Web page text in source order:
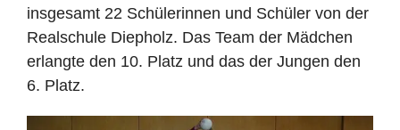
insgesamt 22 Schülerinnen und Schüler von der
Realschule Diepholz. Das Team der Mädchen
erlangte den 10. Platz und das der Jungen den
6. Platz.